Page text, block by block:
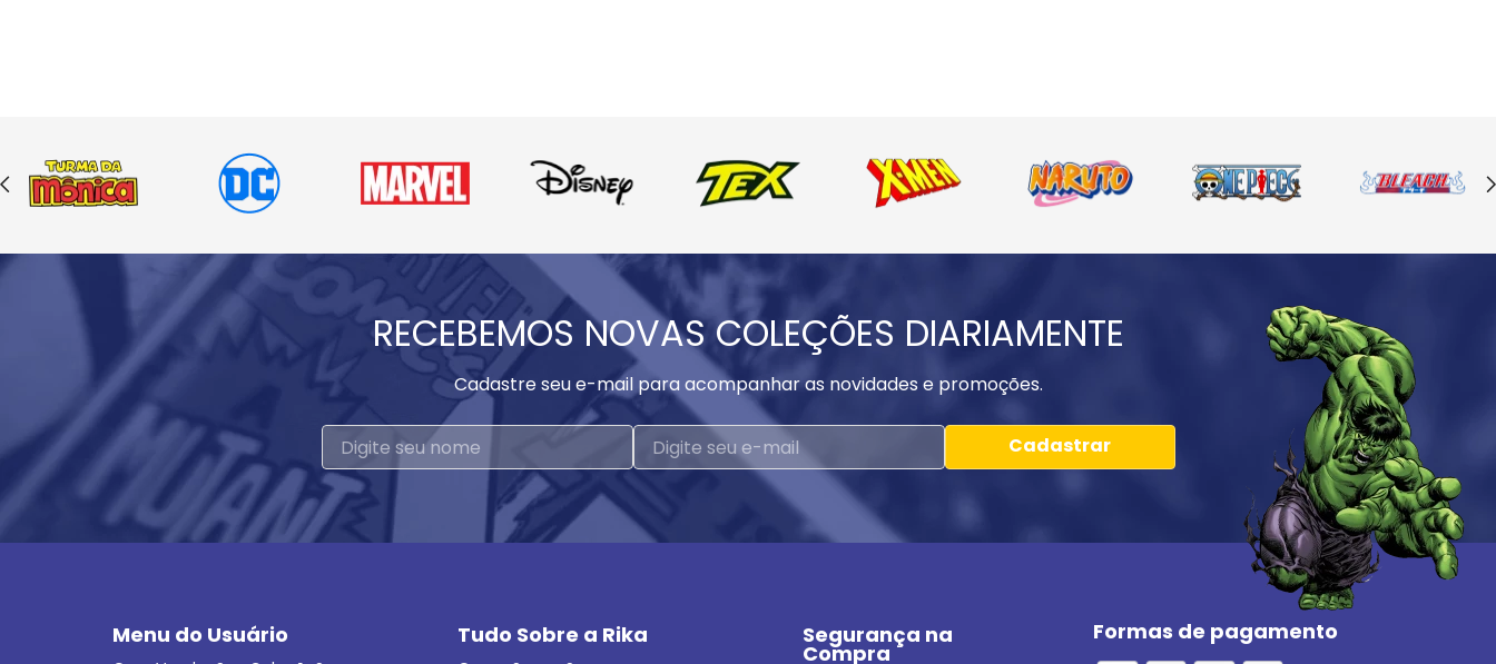
RECEBEMOS NOVAS COLEÇÕES DIARIAMENTE
Cadastre seu e-mail para acompanhar as novidades e promoções.
Cadastrar
Menu do Usuário Tudo Sobre a Rika Segurança na
Compra
Formas de pagamento